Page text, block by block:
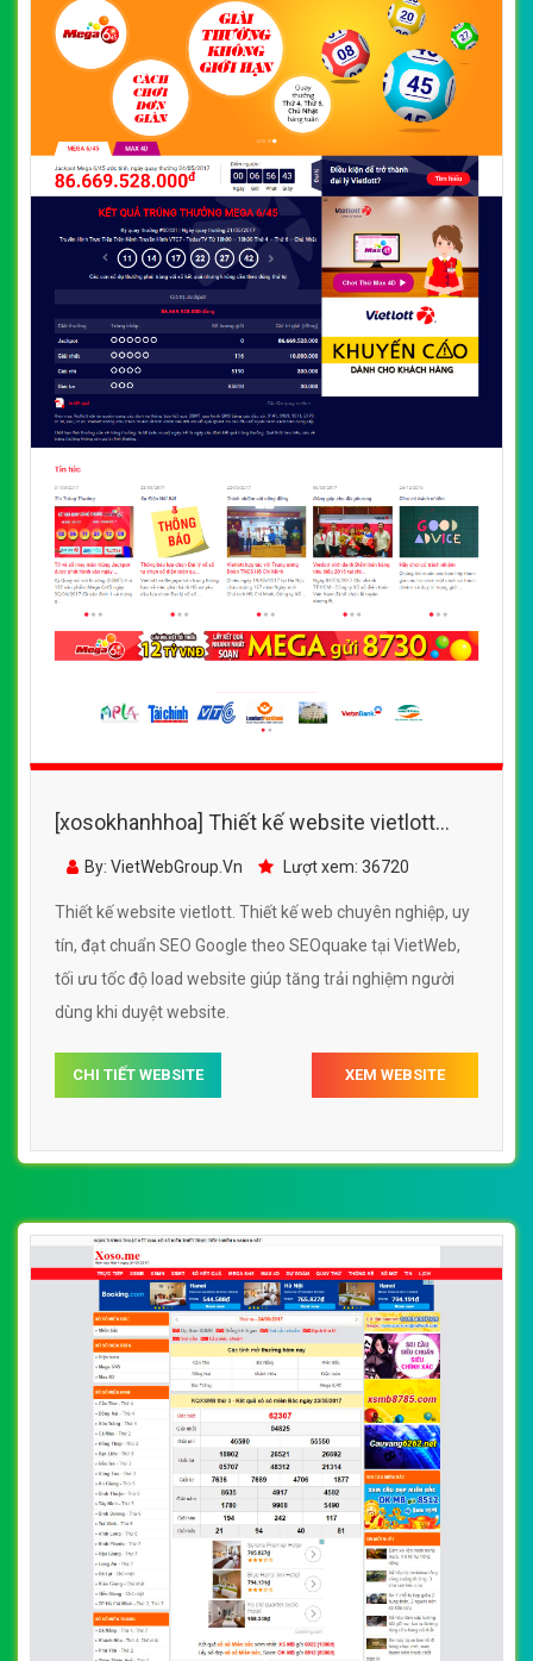
[xosokhanhhoa] Thiết kế website vietlott
đẹp, chuyên nghiệp chuẩn SEO
By: VietWebGroup.Vn Lượt xem: 36720
Thiết kế website vietlott. Thiết kế web chuyên nghiệp, uy
tín, đạt chuẩn SEO Google theo SEOquake tại VietWeb,
tối ưu tốc độ load website giúp tăng trải nghiệm người
dùng khi duyệt website.
CHI TIẾT WEBSITE XEM WEBSITE